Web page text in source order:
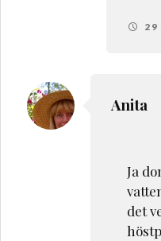
29
Anita
Ja
det